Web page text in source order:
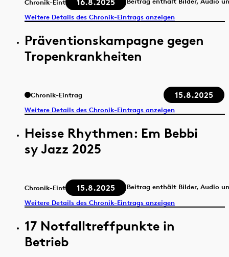
Chronik-Eintrag
Weitere Details des Chronik-Eintrags anzeigen
Präventionskampagne gegen
Tropenkrankheiten
Chronik-Eintrag 15.8.2025
Weitere Details des Chronik-Eintrags anzeigen
Heisse Rhythmen: Em Bebbi
sy Jazz 2025
Chronik-Eintrag 15.8.2025
Beitrag enthält Bilder, Audio
Weitere Details des Chronik-Eintrags anzeigen
17 Notfalltreffpunkte in
Betrieb